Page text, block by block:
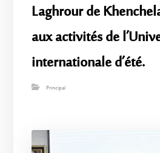
Laghrour de
aux activités de
internationale d’été.
Principal